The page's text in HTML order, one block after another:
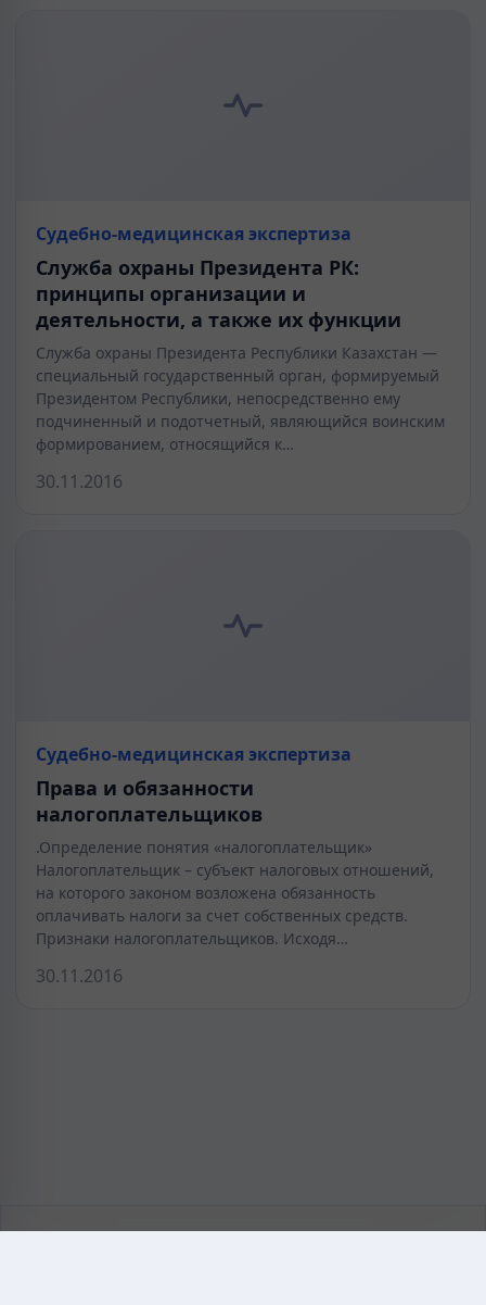
Судебно-медицинская экспертиза
Служба охраны Президента РК:
принципы организации и
деятельности, а также их функции
Служба охраны Президента Республики Казахстан —
специальный государственный орган, формируемый
Президентом Республики, непосредственно ему
подчиненный и подотчетный, являющийся воинским
формированием, относящийся к…
30.11.2016
Судебно-медицинская экспертиза
Права и обязанности
налогоплательщиков
.Определение понятия «налогоплательщик»
Налогоплательщик – субъект налоговых отношений,
на которого законом возложена обязанность
оплачивать налоги за счет собственных средств.
Признаки налогоплательщиков. Исходя…
30.11.2016
KAZMEDIC.ORG